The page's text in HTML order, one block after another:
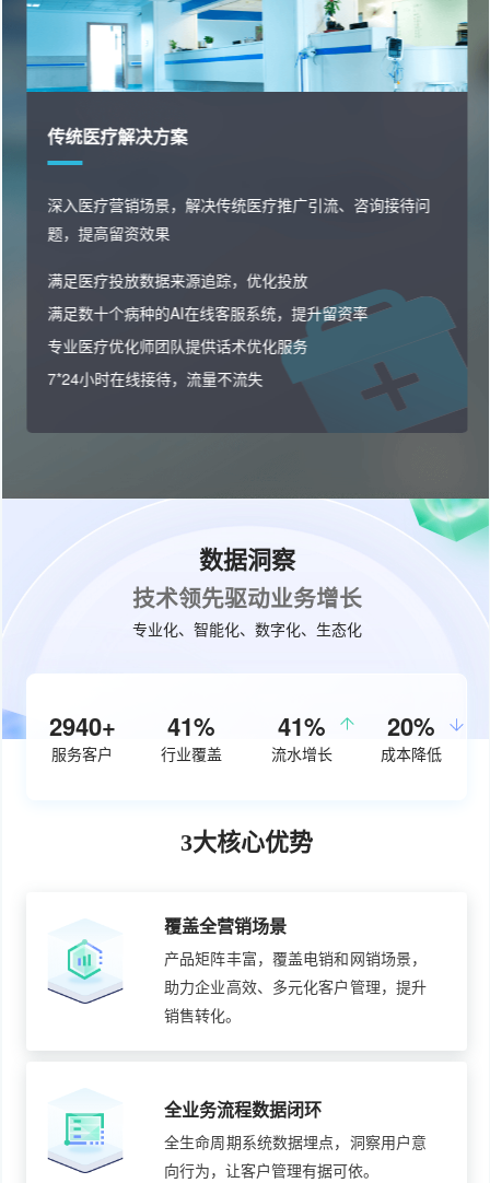
消费医疗解决方案
快速私域沉淀，精准用户画像分析，洞察潜客痛点高效邀
约转化，业绩增长
精准筛选优质投放渠道，让线索更精准
线索分配，网销沉淀私域，电销跟进邀约
多种私域运营玩法，激活转化，催化复购
用户全流程行为洞察与分析
数据洞察
技术领先驱动业务增长
专业化、智能化、数字化、生态化
3750+
服务客户
54%
行业覆盖
50%
流水增长
27%
成本降低
3大核心优势
覆盖全营销场景
产品矩阵丰富，覆盖电销和网销场景，
助力企业高效、多元化客户管理，提升
销售转化。
全业务流程数据闭环
全生命周期系统数据埋点，洞察用户意
向行为，让客户管理有据可依。